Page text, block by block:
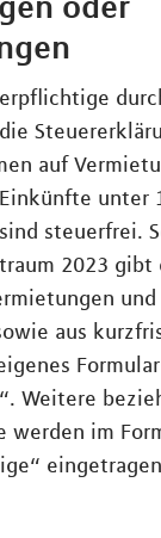
auf
unter
steuerfrei.
2023 gibt
und
aus
Weitere
werden im